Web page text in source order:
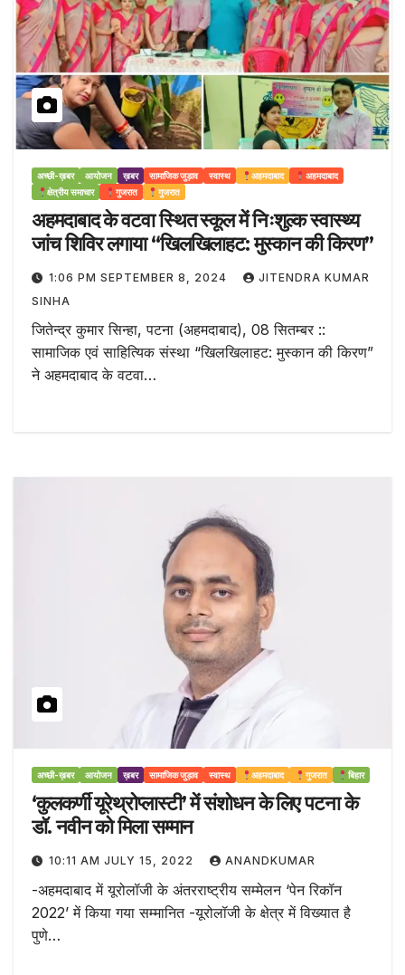
अच्छी-ख़बर आयोजन ख़बर सामाजिक जुड़ाव स्वास्थ अहमदाबाद
अहमदाबाद
क्षेत्रीय समाचार
गुजरात गुजरात
अहमदाबाद के वटवा स्थित स्कूल में निःशुल्क स्वास्थ्य
जांच शिविर लगाया “खिलखिलाहट: मुस्कान की किरण”
1:06 PM SEPTEMBER 8, 2024
JITENDRA KUMAR
SINHA
जितेन्द्र कुमार सिन्हा, पटना (अहमदाबाद), 08 सितम्बर ::
सामाजिक एवं साहित्यिक संस्था “खिलखिलाहट: मुस्कान की किरण”
ने अहमदाबाद के वटवा…
अच्छी-ख़बर आयोजन ख़बर सामाजिक जुड़ाव स्वास्थ अहमदाबाद गुजरात बिहार
‘कुलकर्णी यूरेथ्रोप्लास्टी’ में संशोधन के लिए पटना के
डॉ. नवीन को मिला सम्मान
10:11 AM JULY 15, 2022 ANANDKUMAR
-अहमदाबाद में यूरोलॉजी के अंतरराष्ट्रीय सम्मेलन ‘पेन रिकॉन
2022’ में किया गया सम्मानित -यूरोलॉजी के क्षेत्र में विख्यात है
पुणे…